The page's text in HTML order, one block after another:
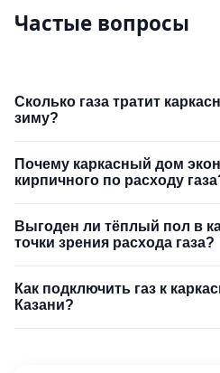
Частые вопросы
Сколько газа тратит
зиму?
Почему каркасный дом
кирпичного по расходу
Выгоден ли тёплый пол в
точки зрения расхода газа?
Как подключить газ к
Казани?